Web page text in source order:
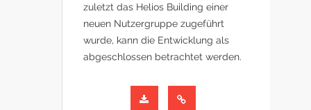
zuletzt das Helios Building einer
neuen Nutzergruppe zugeführt
wurde, kann die Entwicklung als
abgeschlossen betrachtet werden.